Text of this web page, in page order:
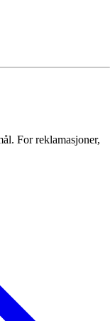
For reklamasjoner,